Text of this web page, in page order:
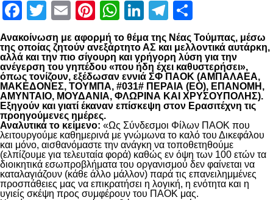
Facebook
Twitter
EmailPinterest
WhatsApp
LinkedIn
Telegram
Ανακοίνωση με αφορμή το θέμα της Νέας Τούμπας, μέσω
της οποίας ζητούν ανεξάρτητο ΑΣ και μελλοντικά αυτάρκη,
αλλά και την πιο σίγουρη και γρήγορη λύση για την
ανέγερση του γηπέδου «που ήδη έχει καθυστερήσει»,
όπως τονίζουν, εξέδωσαν εννιά ΣΦ ΠΑΟΚ (ΑΜΠΑΛΑΕΑ,
ΜΑΚΕΔΟΝΕΣ, ΤΟΥΜΠΑ, #031# ΠΕΡΑΙΑ (ΕΟ), ΕΠΑΝΟΜΗ,
ΑΜΥΝΤΑΙΟ, ΜΟΥΔΑΝΙΑ, ΦΛΩΡΙΝΑ ΚΑΙ ΧΡΥΣΟΥΠΟΛΗΣ).
Εξηγούν και γιατί έκαναν επίσκεψη στον Ερασιτέχνη τις
προηγούμενες ημέρες.
Αναλυτικά το κείμενο: «Ως Σύνδεσμοι Φίλων ΠΑΟΚ που
λειτουργούμε καθημερινά με γνώμωνα το καλό του Δικεφάλου
και μόνο, αισθανόμαστε την ανάγκη να τοποθετηθούμε
(ελπίζουμε για τελευταία φορά) καθώς εν όψη των 100 ετών τα
διοικητικά εσωπροβλήματα του οργανισμού δεν φαίνεται να
καταλαγιάζουν (κάθε άλλο μάλλον) παρά τις επανειλημμένες
προσπάθειες μας να επικρατήσει η λογική, η ενότητα και η
υγιείς σκέψη προς συμφέρουν του ΠΑΟΚ μας.